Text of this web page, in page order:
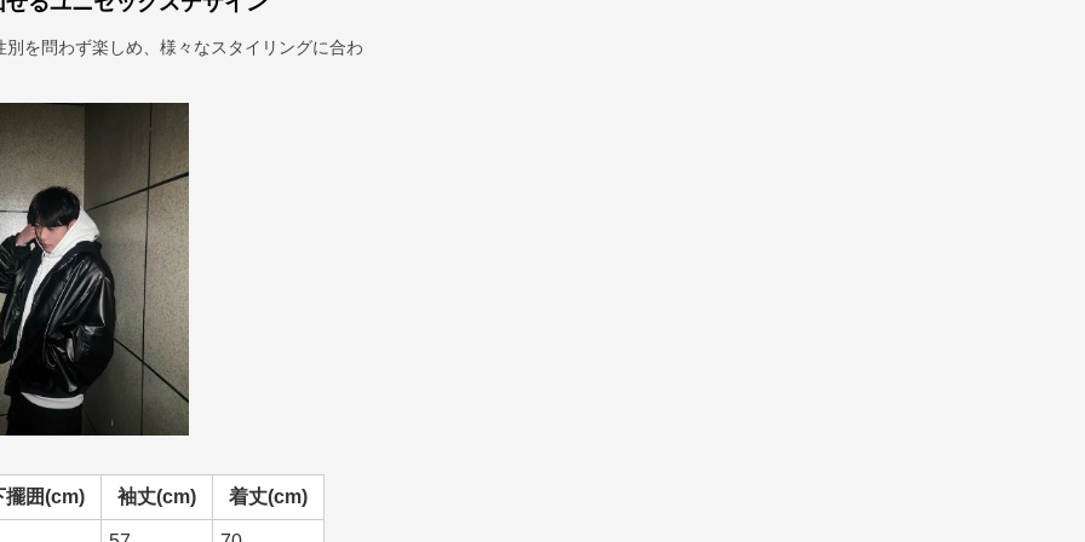
を問わず楽しめ、様々なスタイリングに合わ
擺囲(cm) 袖丈(cm) 着丈(cm)